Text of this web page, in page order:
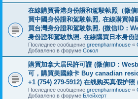
在線購買香港身份證和駕駛執照（微
買中國身份證和駕駛執照. 在線購買韓
買台灣身分證和駕駛執照. (微信ID：
身份證和駕駛執照. 在線購買日本身份
Последнее сообщение greenpharmhouse «
Добавлено в форуме Сокол
購買加拿大居民許可證 (微信ID：
可，購買美國綠卡 Buy canadian
+1 (754) 279-5912) 在线购买真假护照
Последнее сообщение greenpharmhouse «
Добавлено в форуме Блейхерт